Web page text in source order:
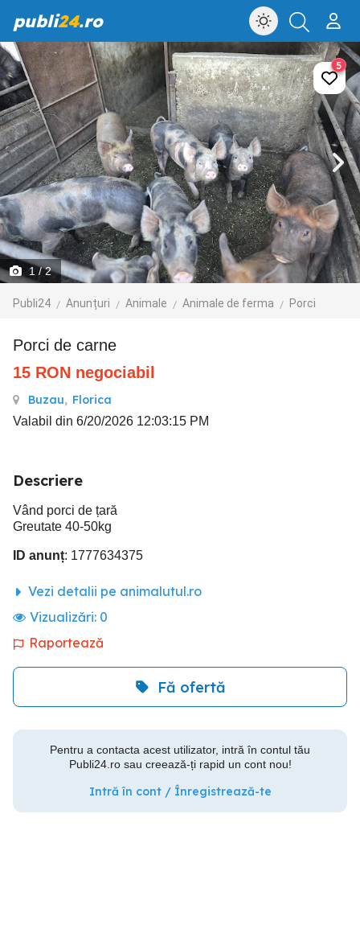
publi24.ro
1 / 2
Publi24 Anunțuri Animale Animale de ferma Porci
5
Porci de carne
15 RON negociabil
Buzau, Florica
Valabil din 6/20/2026 12:03:15 PM
Descriere
Vând porci de țară
Greutate 40-50kg
ID anunț: 1777634375
Vezi detalii pe animalutul.ro
Vizualizări: 0
Raportează
Fă ofertă
Pentru a contacta acest utilizator, intră în contul tău
Publi24.ro sau creează-ți rapid un cont nou!
Intră în cont / Înregistrează-te